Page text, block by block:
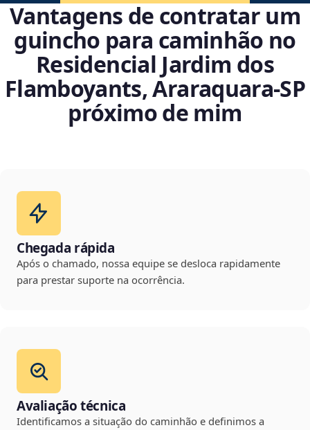
Vantagens de contratar um
guincho para caminhão no
Residencial Jardim dos
Flamboyants, Araraquara‑SP
próximo de mim
Chegada rápida
Após o chamado, nossa equipe se desloca rapidamente
para prestar suporte na ocorrência.
Avaliação técnica
Identificamos a situação do caminhão e definimos a